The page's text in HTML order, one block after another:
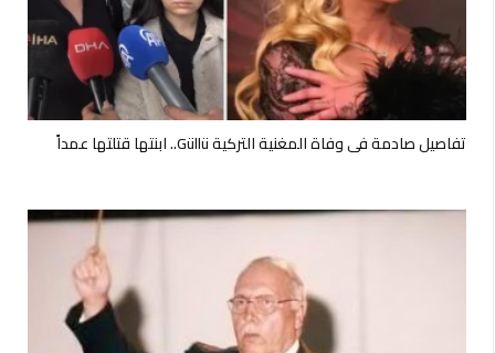
تفاصيل صادمة في وفاة المغنية التركية Güllü.. ابنتها قتلتها عمداً